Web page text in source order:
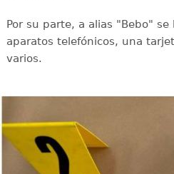
Por su parte, a alias "Bebo"
aparatos telefónicos, una
varios.